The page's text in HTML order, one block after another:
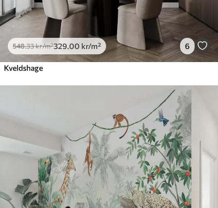
548.33kr/m²329 .00 kr/m² 6
Kveldshage